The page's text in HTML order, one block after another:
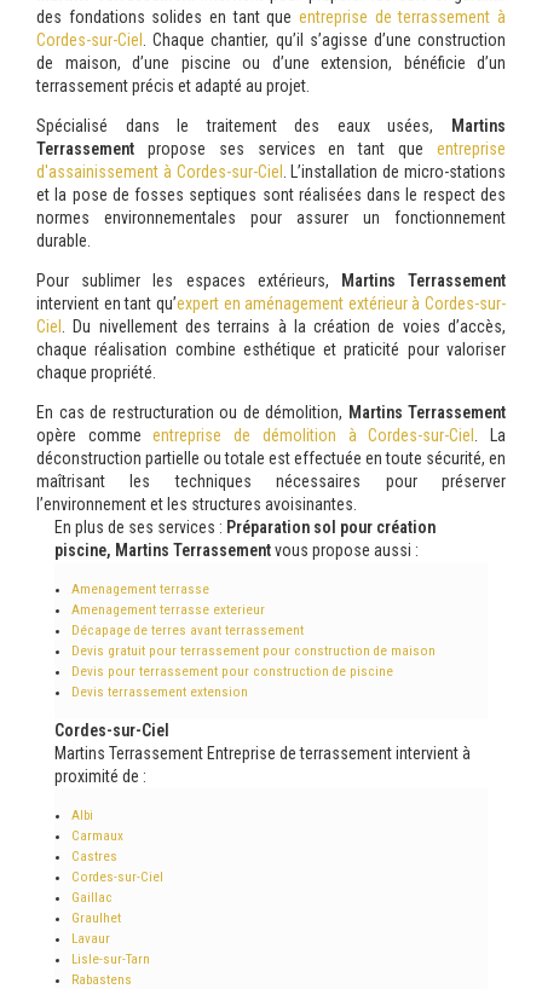
des fondations solides en tant que entreprise de terrassement à
Cordes-sur-Ciel . Chaque chantier, qu’il s’agisse d’une construction
de maison, d’une piscine ou d’une extension, bénéficie d’un
terrassement précis et adapté au projet.
Spécialisé dans le traitement des eaux usées, Martins
Terrassement propose ses services en tant que entreprise
d'assainissement à Cordes-sur-Ciel . L’installation de micro-stations
et la pose de fosses septiques sont réalisées dans le respect des
normes environnementales pour assurer un fonctionnement
durable.
Pour sublimer les espaces extérieurs, Martins Terrassement
intervient en tant qu’expert en aménagement extérieur à Cordes-sur-
Ciel . Du nivellement des terrains à la création de voies d’accès,
chaque réalisation combine esthétique et praticité pour valoriser
chaque propriété.
En cas de restructuration ou de démolition, Martins Terrassement
opère commeentreprise de démolition à Cordes-sur-Ciel . La
déconstruction partielle ou totale est effectuée en toute sécurité, en
maîtrisant les techniques nécessaires pour préserver
l’environnement et les structures avoisinantes.
En plus de ses services : Préparation sol pour création
piscine, Martins Terrassementvous propose aussi :
Amenagement terrasse
Amenagement terrasse exterieur
Décapage de terres avant terrassement
Devis gratuit pour terrassement pour construction de maison
Devis pour terrassement pour construction de piscine
Devis terrassement extension
Cordes-sur-Ciel
Martins Terrassement Entreprise de terrassement intervient à
proximité de :
Albi
Carmaux
Castres
Cordes-sur-Ciel
Gaillac
Graulhet
Lavaur
Lisle-sur-Tarn
Rabastens